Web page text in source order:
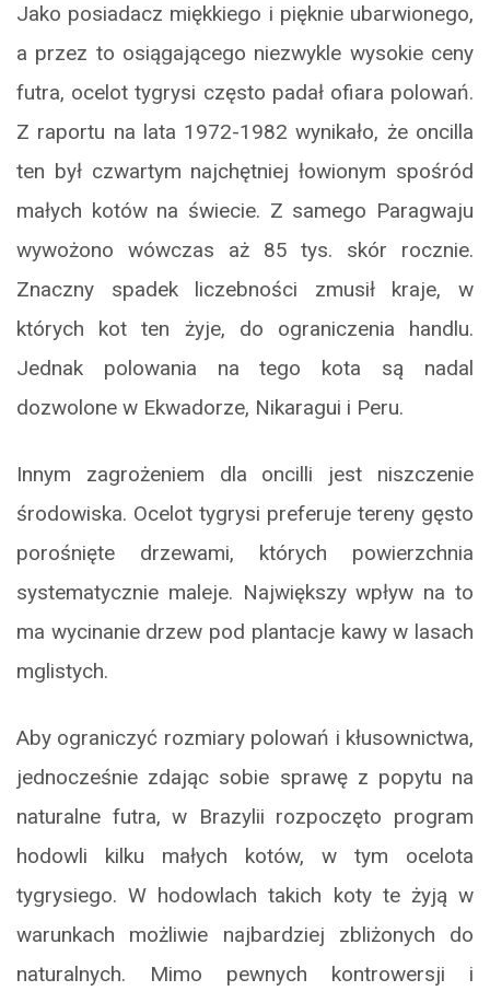
Jako posiadacz miękkiego i pięknie ubarwionego,
a przez to osiągającego niezwykle wysokie ceny
futra, ocelot tygrysi często padał ofiara polowań.
Z raportu na lata 1972-1982 wynikało, że oncilla
ten był czwartym najchętniej łowionym spośród
małych kotów na świecie. Z samego Paragwaju
wywożono wówczas aż 85 tys. skór rocznie.
Znaczny spadek liczebności zmusił kraje, w
których kot ten żyje, do ograniczenia handlu.
Jednak polowania na tego kota są nadal
dozwolone w Ekwadorze, Nikaragui i Peru.
Innym zagrożeniem dla oncilli jest niszczenie
środowiska. Ocelot tygrysi preferuje tereny gęsto
porośnięte drzewami, których powierzchnia
systematycznie maleje. Największy wpływ na to
ma wycinanie drzew pod plantacje kawy w lasach
mglistych.
Aby ograniczyć rozmiary polowań i kłusownictwa,
jednocześnie zdając sobie sprawę z popytu na
naturalne futra, w Brazylii rozpoczęto program
hodowli kilku małych kotów, w tym ocelota
tygrysiego. W hodowlach takich koty te żyją w
warunkach możliwie najbardziej zbliżonych do
naturalnych. Mimo pewnych kontrowersji i